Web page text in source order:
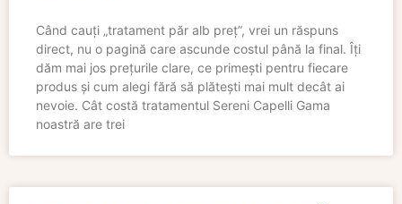
Când cauți „tratament păr alb preț”, vrei un răspuns
direct, nu o pagină care ascunde costul până la final. Îți
dăm mai jos prețurile clare, ce primești pentru fiecare
produs și cum alegi fără să plătești mai mult decât ai
nevoie. Cât costă tratamentul Sereni Capelli Gama
noastră are trei